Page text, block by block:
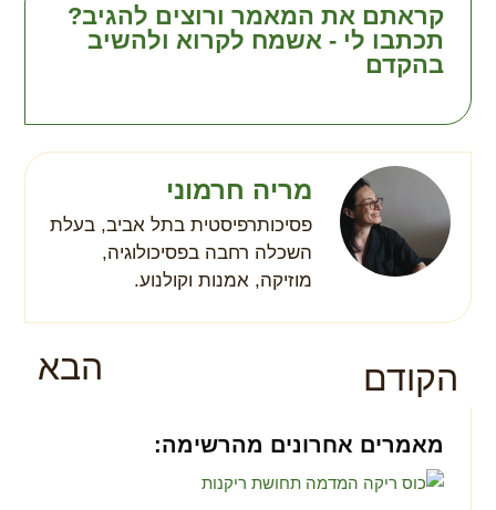
קראתם את המאמר ורוצים להגיב?
תכתבו לי - אשמח לקרוא ולהשיב
בהקדם
מריה חרמוני
פסיכותרפיסטית בתל אביב, בעלת
השכלה רחבה בפסיכולוגיה,
מוזיקה, אמנות וקולנוע.
הקודם הבא
מאמרים אחרונים מהרשימה: